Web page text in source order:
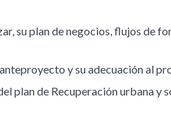
su plan de negocios, flujos de
y su adecuación al
plan de Recuperación urbana y